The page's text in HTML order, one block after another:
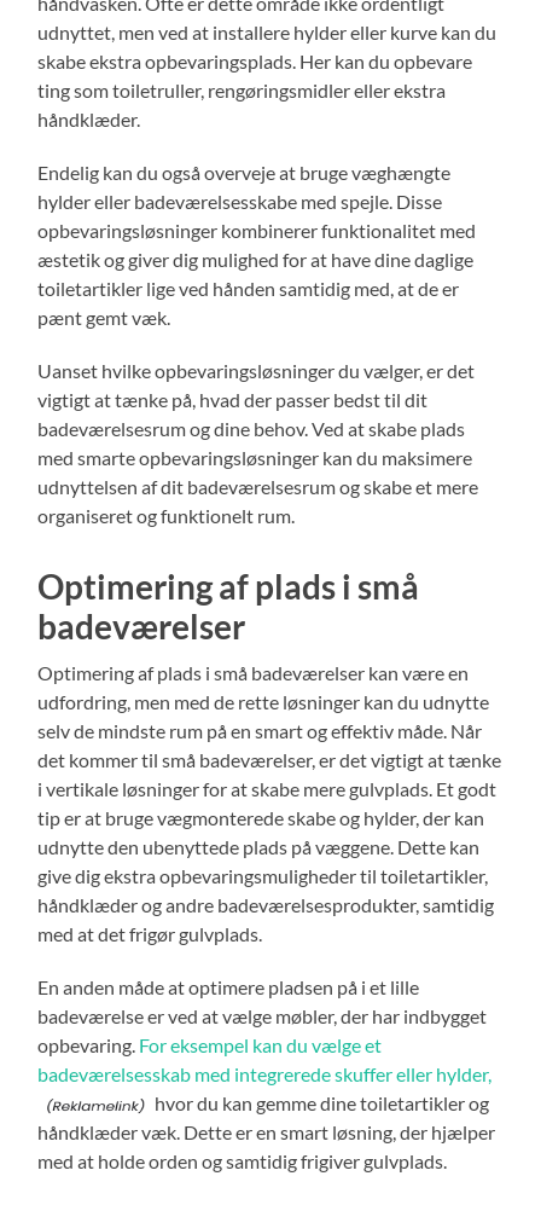
udnyttet, men ved at installere hylder eller kurve kan du
skabe ekstra opbevaringsplads. Her kan du opbevare
ting som toiletruller, rengøringsmidler eller ekstra
håndklæder.
Endelig kan du også overveje at bruge væghængte
hylder eller badeværelsesskabe med spejle. Disse
opbevaringsløsninger kombinerer funktionalitet med
æstetik og giver dig mulighed for at have dine daglige
toiletartikler lige ved hånden samtidig med, at de er
pænt gemt væk.
Uanset hvilke opbevaringsløsninger du vælger, er det
vigtigt at tænke på, hvad der passer bedst til dit
badeværelsesrum og dine behov. Ved at skabe plads
med smarte opbevaringsløsninger kan du maksimere
udnyttelsen af dit badeværelsesrum og skabe et mere
organiseret og funktionelt rum.
Optimering af plads i små
badeværelser
Optimering af plads i små badeværelser kan være en
udfordring, men med de rette løsninger kan du udnytte
selv de mindste rum på en smart og effektiv måde. Når
det kommer til små badeværelser, er det vigtigt at tænke
i vertikale løsninger for at skabe mere gulvplads. Et godt
tip er at bruge vægmonterede skabe og hylder, der kan
udnytte den ubenyttede plads på væggene. Dette kan
give dig ekstra opbevaringsmuligheder til toiletartikler,
håndklæder og andre badeværelsesprodukter, samtidig
med at det frigør gulvplads.
En anden måde at optimere pladsen på i et lille
badeværelse er ved at vælge møbler, der har indbygget
opbevaring. For eksempel kan du vælge et
badeværelsesskab med integrerede skuffer eller hylder,
hvor du kan gemme dine toiletartikler og
håndklæder væk. Dette er en smart løsning, der hjælper
med at holde orden og samtidig frigiver gulvplads.